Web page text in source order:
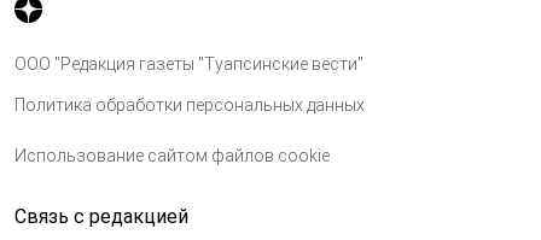
ООО "Редакция газеты "Туапсинские вести"
Политика обработки персональных данных
Использование сайтом файлов cookie
Связь с редакцией